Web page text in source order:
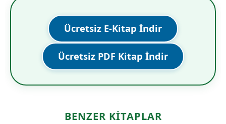
Ücretsiz E-Kitap İndir
Ücretsiz PDF Kitap İndir
BENZER KITAPLAR